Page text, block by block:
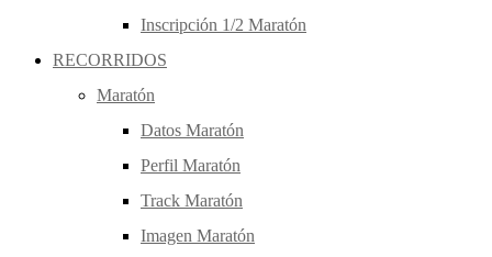
Inscripción 1/2 Maratón
RECORRIDOS
Maratón
Datos Maratón
Perfil Maratón
Track Maratón
Imagen Maratón